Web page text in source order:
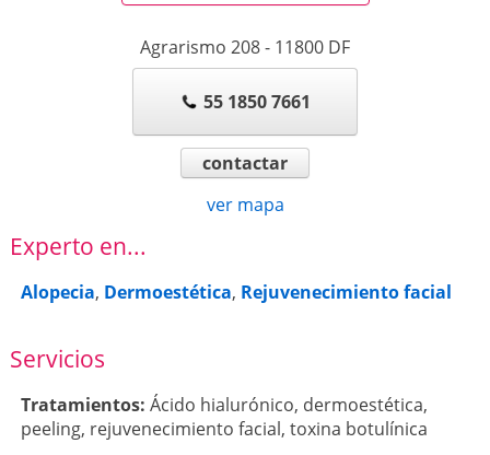
Agrarismo 208- 11800 DF
55 1850 7661
contactar
ver mapa
Experto en...
Alopecia, Dermoestética, Rejuvenecimiento facial
Servicios
Tratamientos: Ácido hialurónico, dermoestética,
peeling, rejuvenecimiento facial, toxina botulínica